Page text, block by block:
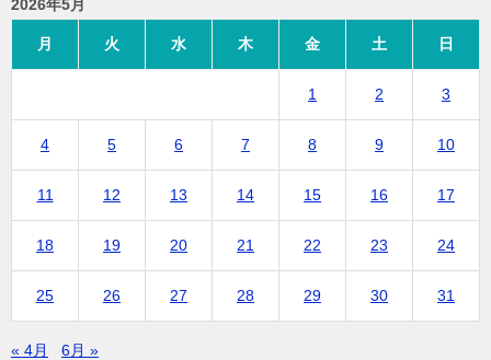
2026年5月
月 火 水 木 金 土 日
1 2 3
4 5 6 7 8 9 10
11 12 13 14 15 16 17
18 19 20 21 22 23 24
25 26 27 28 29 30 31
« 4月 6月 »